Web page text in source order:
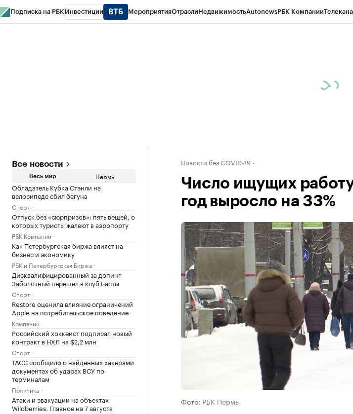
Подписка на РБК Инвестиции МероприятияОтраслиНедвижимостьAutonewsРБК Компании
Все новости
Весь мир Пермь
Обладатель Кубка Стэнли на
велосипеде сбил бегуна
Спорт
Отпуск без «сюрпризов»: пять вещей, о
которых туристы жалеют в аэропорту
РБК Компании
Как Петербургская биржа влияет на
бизнес и экономику
РБК и Петербургская Биржа
Дисквалифицированный за допинг
Заболотный перешел в клуб Басты
Спорт
Restore оценила влияние ограничений
Apple на потребительское поведение
Компании
Российский хоккеист подписал новый
контракт в НХЛ на $2,2 млн
Спорт
ТАСС сообщило о найденных хакерами
документах об ударах ВСУ по
терминалам
Политика
Атаки и эвакуации на объектах
Wildberries. Главное на 7 августа
Новости без COVID-19
Число ищущих
год выросло на 33%
Фото: РБК Пермь